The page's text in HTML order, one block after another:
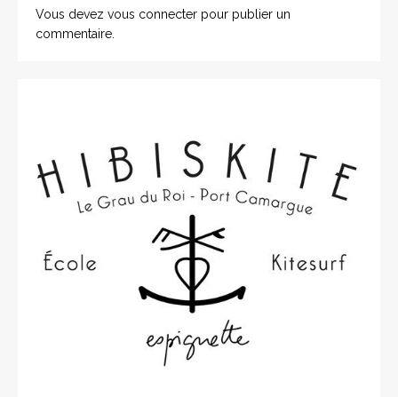
Vous devez vous connecter pour publier un
commentaire.